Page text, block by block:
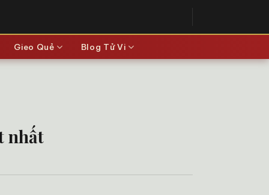
Gieo Quẻ Blog Tử Vi
nhất